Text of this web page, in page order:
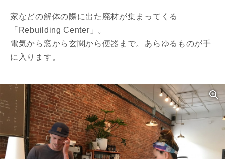
家などの解体の際に出た廃材が集まってくる
「Rebuilding Center」。
電気から窓から玄関から便器まで。あらゆるものが手
に入ります。